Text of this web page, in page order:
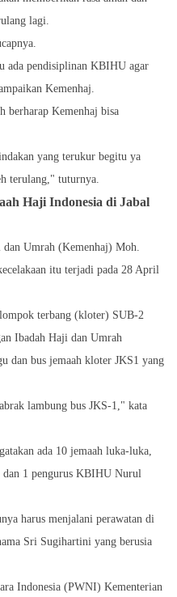
lagi.
ada pendisiplinan KBIHU agar
Kemenhaj.
berharap Kemenhaj bisa
yang terukur begitu ya
terulang," tuturnya.
Haji Indonesia di Jabal
Umrah (Kemenhaj) Moh.
itu terjadi pada 28 April
terbang (kloter) SUB-2
Ibadah Haji dan Umrah
dan bus jemaah kloter JKS1 yang
lambung bus JKS-1," kata
ada 10 jemaah luka-luka,
1 pengurus KBIHU Nurul
harus menjalani perawatan di
Sri Sugihartini yang berusia
Indonesia (PWNI) Kementerian